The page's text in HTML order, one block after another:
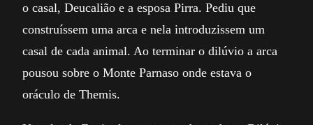
o casal, Deucalião e a esposa Pirra. Pediu que
construíssem uma arca e nela introduzissem um
casal de cada animal. Ao terminar o dilúvio a arca
pousou sobre o Monte Parnaso onde estava o
oráculo de Themis.